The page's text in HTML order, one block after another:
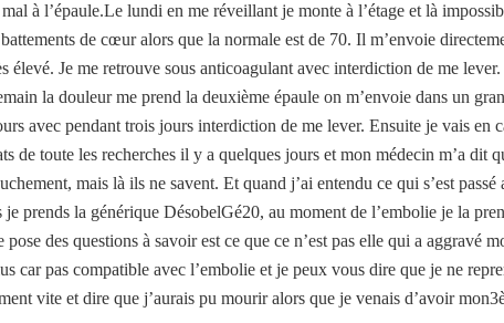
à l’épaule.Le lundi en me réveillant je monte à l’étage et là
de cœur alors que la normale est de 70. Il m’envoie
élevé. Je me retrouve sous anticoagulant avec interdiction de me
la douleur me prend la deuxième épaule on m’envoie dans un
avec pendant trois jours interdiction de me lever. Ensuite je vais
de toute les recherches il y a quelques jours et mon médecin m’a dit
mais là ils ne savent. Et quand j’ai entendu ce qui s’est
prends la générique DésobelGé20, au moment de l’embolie je la
des questions à savoir est ce que ce n’est pas elle qui a aggravé
car pas compatible avec l’embolie et je peux vous dire que je ne
vite et dire que j’aurais pu mourir alors que je venais d’avoir